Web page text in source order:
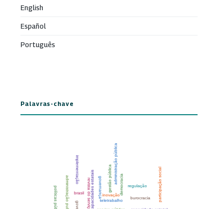
English
Español
Português
Palavras-chave